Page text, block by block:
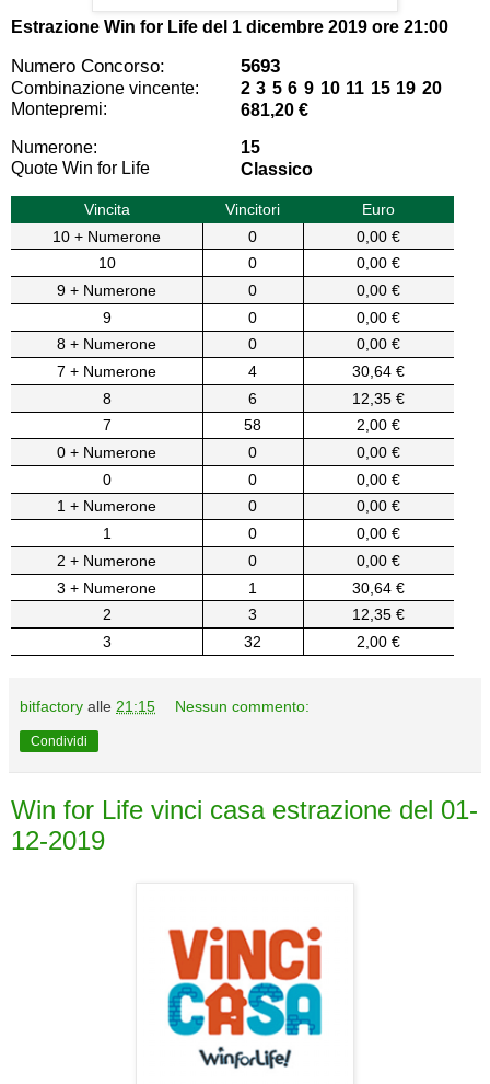
Estrazione Win for Life del 1 dicembre 2019 ore 21:00
Numero Concorso: 5693
Combinazione vincente:
2 3 5 6 9 10 11 15 19 20
Montepremi:
681,20 €
Numerone:
15
Quote Win for Life
Classico
Vincita Vincitori
Euro
10 + Numerone
0
0,00 €
10
0
0,00 €
9 + Numerone
0
0,00 €
9
0
0,00 €
8 + Numerone
0
0,00 €
7 + Numerone
4
30,64 €
8
6
12,35 €
7
58
2,00 €
0 + Numerone
0
0,00 €
0
0
0,00 €
1 + Numerone
0
0,00 €
1
0
0,00 €
2 + Numerone
0
0,00 €
3 + Numerone
1
30,64 €
2
3
12,35 €
3
32 2,00 €
bitfactory alle 21:15 Nessun commento:
Condividi
Win for Life vinci casa estrazione del 01-
12-2019